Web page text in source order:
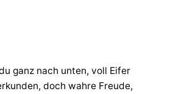
ganz nach unten, voll Eifer
doch wahre Freude,